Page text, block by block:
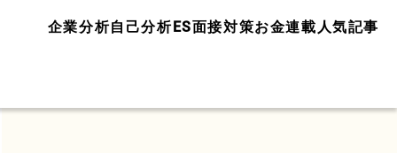
企業分析自己分析ES面接対策お金連載 人気記事